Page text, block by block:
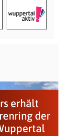
erhält
der